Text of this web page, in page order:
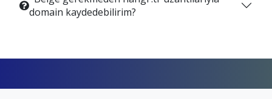
domain kaydedebilirim?